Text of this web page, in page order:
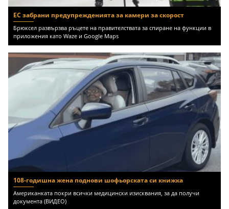
ЕС забрани предупрежденията за камери за скорост
Брюксел развързва ръцете на правителствата за спиране на функции в
приложения като Waze и Google Maps
108-годишна жена поднови шофьорската си книжка
Американката покри всички медицински изисквания, за да получи
документа (ВИДЕО)